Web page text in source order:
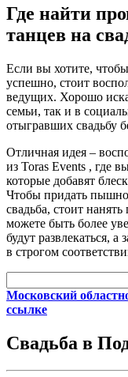
Где найти
танцев на
Если вы хотите,
успешно, стоит
ведущих. Хорошо
семьи, так и в
отыгравших свадьбу
Отличная идея –
из Toras Events , где
которые добавят
Чтобы придать
свадьба, стоит
можете быть более
будут развлекаться,
в строгом
Московский
ссылке
Свадьба в